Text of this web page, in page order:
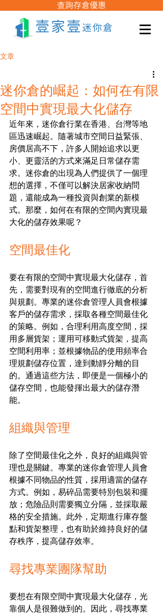
查詢存倉優惠
文章
迷你倉的崛起：如何在有限
空間中實現最大化儲存
近年來，迷你倉行業在香港、台灣等地
區迅速崛起。隨著城市空間日益緊張、
房價居高不下，許多人開始追求以更
小、更靈活的方式來滿足日常儲存需
求。迷你倉的出現為人們提供了一個理
想的選擇，不僅可以解決居家收納問
題，還能成為一種投資與創業的新模
式。那麼，如何在有限的空間內實現最
大化的儲存效果呢？
空間最佳化
要在有限的空間中實現最大化儲存，首
先，需要對現有的空間進行徹底的分析
與規劃。專業的迷你倉管理人員會根據
客戶的儲存需求，採取各種空間最佳化
的策略。例如，合理利用高度空間，採
用多層貨架；運用可移動式貨架，提高
空間利用率；並根據物品的使用頻率合
理規劃儲存位置，達到動靜分離的目
的。通過這些方法，即便是一個極小的
儲存空間，也能發揮出最大的儲存潛
能。
組織與管理
除了空間最佳化之外，良好的組織與管
理也是關鍵。專業的迷你倉管理人員會
根據不同物品的性質，採用適當的儲存
方式。例如，易碎品需要特別包裝和擺
放；危險品則需要獨立分隔，並採取嚴
格的安全措施。此外，定期進行庫存盤
點和貨架整理，也有助於維持良好的儲
存秩序，提高儲存效率。
尋找專業團隊幫助
要想在有限空間中實現最大化儲存，光
靠個人是很難做到的。因此，尋找專業